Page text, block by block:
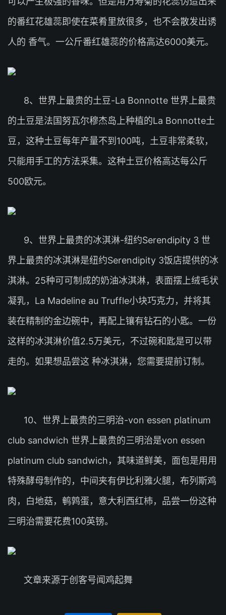
的番红花雄蕊即使在菜肴里放很多，也不会散发出诱
人的 香气。一公斤番红雄蕊的价格高达6000美元。
8、世界上最贵的土豆-La Bonnotte 世界上最贵
的土豆是法国努瓦尔穆杰岛上种植的La Bonnotte土
豆，这种土豆每年产量不到100吨，土豆非常柔软，
只能用手工的方法采集。这种土豆价格高达每公斤
500欧元。
9、世界上最贵的冰淇淋-纽约Serendipity 3 世
界上最贵的冰淇淋是纽约Serendipity 3饭店提供的冰
淇淋。25种可可制成的奶油冰淇淋，表面摆上绒毛状
凝乳，La Madeline au Truffle小块巧克力，并将其
装在精制的金边碗中，再配上镶有钻石的小匙。一份
这样的冰淇淋价值2.5万美元，不过碗和匙是可以带
走的。如果想品尝这 种冰淇淋，您需要提前订制。
10、世界上最贵的三明治-von essen platinum
club sandwich 世界上最贵的三明治是von essen
platinum club sandwich，其味道鲜美，面包是用用
特殊酵母制作的，中间夹有伊比利雅火腿，布列斯鸡
肉，白地菇，鹌鹑蛋，意大利西红杮，品尝一份这种
三明治需要花费100英镑。
文章来源于创客号闻鸡起舞